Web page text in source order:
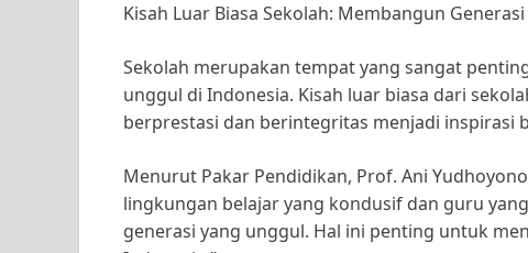
Kisah Luar Biasa Sekolah: Membangun
Sekolah merupakan tempat yang sangat
unggul di Indonesia. Kisah luar biasa dari
berprestasi dan berintegritas menjadi inspirasi
Menurut Pakar Pendidikan, Prof. Ani
lingkungan belajar yang kondusif dan guru
generasi yang unggul. Hal ini penting untuk